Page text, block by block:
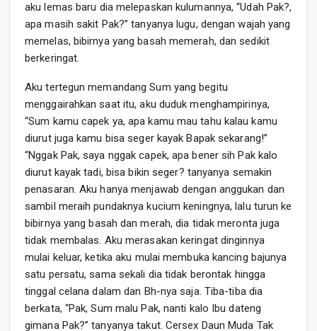
aku lemas baru dia melepaskan kulumannya, “Udah Pak?,
apa masih sakit Pak?” tanyanya lugu, dengan wajah yang
memelas, bibirnya yang basah memerah, dan sedikit
berkeringat.
Aku tertegun memandang Sum yang begitu
menggairahkan saat itu, aku duduk menghampirinya,
“Sum kamu capek ya, apa kamu mau tahu kalau kamu
diurut juga kamu bisa seger kayak Bapak sekarang!”
“Nggak Pak, saya nggak capek, apa bener sih Pak kalo
diurut kayak tadi, bisa bikin seger? tanyanya semakin
penasaran. Aku hanya menjawab dengan anggukan dan
sambil meraih pundaknya kucium keningnya, lalu turun ke
bibirnya yang basah dan merah, dia tidak meronta juga
tidak membalas. Aku merasakan keringat dinginnya
mulai keluar, ketika aku mulai membuka kancing bajunya
satu persatu, sama sekali dia tidak berontak hingga
tinggal celana dalam dan Bh-nya saja. Tiba-tiba dia
berkata, “Pak, Sum malu Pak, nanti kalo Ibu dateng
gimana Pak?” tanyanya takut. Cersex Daun Muda Tak